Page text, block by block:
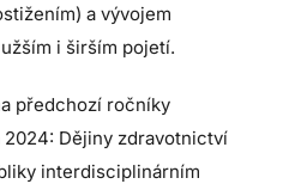
a vývojem
i širším pojetí.
předchozí ročníky
Dějiny zdravotnictví
interdisciplinárním